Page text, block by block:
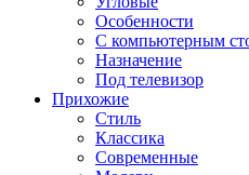
Особенности
С компьютерным
Назначение
Под телевизор
Прихожие
Стиль
Классика
Современные